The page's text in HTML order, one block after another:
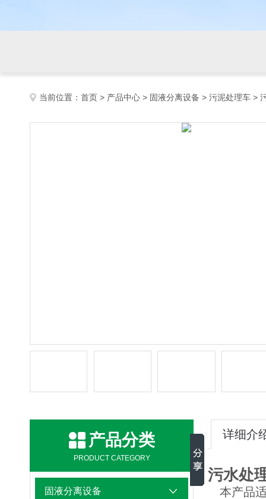
当前位置： 首页 > 产品中心 > 固液分离设备 > 污泥处理车 >
产品分类
PRODUCT CATEGORY
固液分离设备
详细介
污水处
本产品